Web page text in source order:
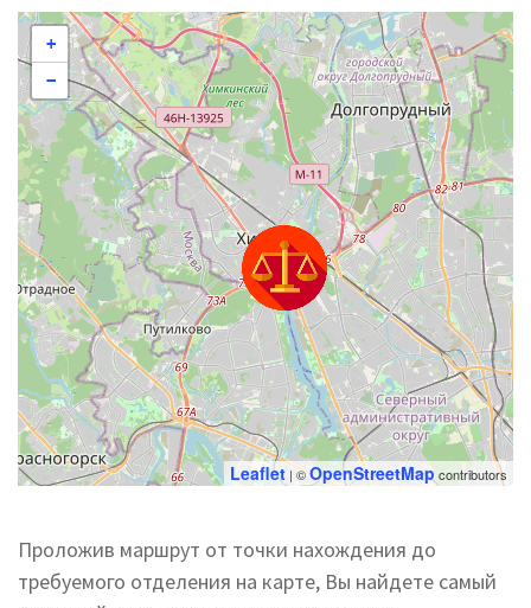
+
−
Leaflet | ©OpenStreetMap contributors
Проложив маршрут от точки нахождения до
требуемого отделения на карте, Вы найдете самый